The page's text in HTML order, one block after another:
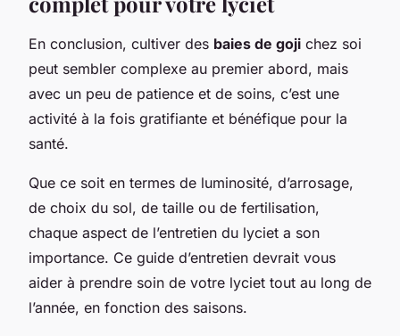
En conclusion, cultiver des baies de goji chez soi
peut sembler complexe au premier abord, mais
avec un peu de patience et de soins, c’est une
activité à la fois gratifiante et bénéfique pour la
santé.
Que ce soit en termes de luminosité, d’arrosage,
de choix du sol, de taille ou de fertilisation,
chaque aspect de l’entretien du lyciet a son
importance. Ce guide d’entretien devrait vous
aider à prendre soin de votre lyciet tout au long de
l’année, en fonction des saisons.